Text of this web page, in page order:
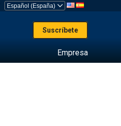
Suscríbete
Empresa